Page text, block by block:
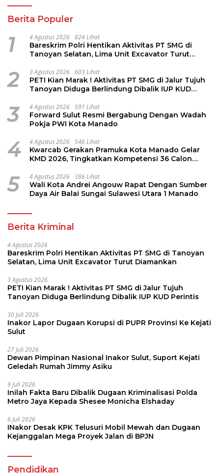
Berita Populer
1 4 Agustus 2026 824 Lihat
Bareskrim Polri Hentikan Aktivitas PT SMG di
Tanoyan Selatan, Lima Unit Excavator Turut
2 3 Agustus 2026 603 Lihat
PETI Kian Marak ! Aktivitas PT SMG di Jalur Tujuh
Tanoyan Diduga Berlindung Dibalik IUP KUD
3 4 Agustus 2026 591 Lihat
Forward Sulut Resmi Bergabung Dengan Wadah
Pokja PWI Kota Manado
4 4 Agustus 2026 546 Lihat
Kwarcab Gerakan Pramuka Kota Manado Gelar
KMD 2026, Tingkatkan Kompetensi 36 Calon
5 4 Agustus 2026 386 Lihat
Wali Kota Andrei Angouw Rapat Dengan Sumber
Daya Air Balai Sungai Sulawesi Utara 1 Manado
Berita Kriminal
4 Agustus 2026
Bareskrim Polri Hentikan Aktivitas PT SMG di Tanoyan
Selatan, Lima Unit Excavator Turut Diamankan
3 Agustus 2026
PETI Kian Marak ! Aktivitas PT SMG di Jalur Tujuh
Tanoyan Diduga Berlindung Dibalik IUP KUD Perintis
30 Juli 2026
Inakor Lapor Dugaan Korupsi di PUPR Provinsi Ke Kejati
Sulut
27 Juli 2026
Dewan Pimpinan Nasional Inakor Sulut, Suport Kejati
Geledah Rumah Jimmy Asiku
9 Juli 2026
Inilah Fakta Baru Dibalik Dugaan Kriminalisasi Polda
Metro Jaya Kepada Shesee Monicha Elshaday
6 Juli 2026
INakor Desak KPK Telusuri Mobil Mewah dan Dugaan
Kejanggalan Mega Proyek Jalan di BPJN
Pendidikan